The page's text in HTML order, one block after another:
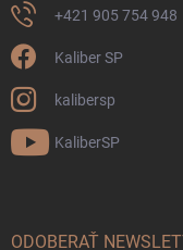
+421 905 754 948
Kaliber SP
kalibersp
KaliberSP
ODOBERAŤ